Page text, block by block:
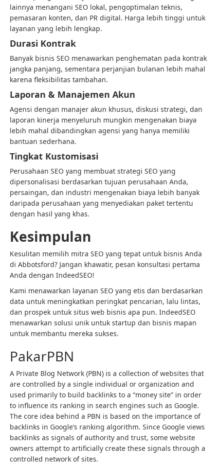
lainnya menangani SEO lokal, pengoptimalan teknis,
pemasaran konten, dan PR digital. Harga lebih tinggi untuk
layanan yang lebih lengkap.
Durasi Kontrak
Banyak bisnis SEO menawarkan penghematan pada kontrak
jangka panjang, sementara perjanjian bulanan lebih mahal
karena fleksibilitas tambahan.
Laporan & Manajemen Akun
Agensi dengan manajer akun khusus, diskusi strategi, dan
laporan kinerja menyeluruh mungkin mengenakan biaya
lebih mahal dibandingkan agensi yang hanya memiliki
bantuan sederhana.
Tingkat Kustomisasi
Perusahaan SEO yang membuat strategi SEO yang
dipersonalisasi berdasarkan tujuan perusahaan Anda,
persaingan, dan industri mengenakan biaya lebih banyak
daripada perusahaan yang menyediakan paket tertentu
dengan hasil yang khas.
Kesimpulan
Kesulitan memilih mitra SEO yang tepat untuk bisnis Anda
di Abbotsford? Jangan khawatir, pesan konsultasi pertama
Anda dengan IndeedSEO!
Kami menawarkan layanan SEO yang etis dan berdasarkan
data untuk meningkatkan peringkat pencarian, lalu lintas,
dan prospek untuk situs web bisnis apa pun. IndeedSEO
menawarkan solusi unik untuk startup dan bisnis mapan
untuk membantu mereka sukses.
PakarPBN
A Private Blog Network (PBN) is a collection of websites that
are controlled by a single individual or organization and
used primarily to build backlinks to a “money site” in order
to influence its ranking in search engines such as Google.
The core idea behind a PBN is based on the importance of
backlinks in Google’s ranking algorithm. Since Google views
backlinks as signals of authority and trust, some website
owners attempt to artificially create these signals through a
controlled network of sites.